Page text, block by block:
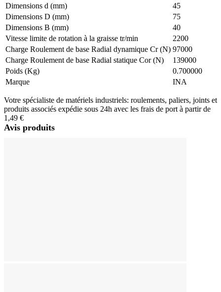
Dimensions d (mm)
45
Dimensions D (mm)
75
Dimensions B (mm)
40
Vitesse limite de rotation à la graisse tr/min
2200
Charge Roulement de base Radial dynamique Cr (N) 97000
Charge Roulement de base Radial statique Cor (N)
139000
Poids (Kg)
0.700000
Marque
INA
Votre spécialiste de matériels industriels: roulements, paliers, joints et
produits associés expédie sous 24h avec les frais de port à partir de
1,49 €
Avis produits